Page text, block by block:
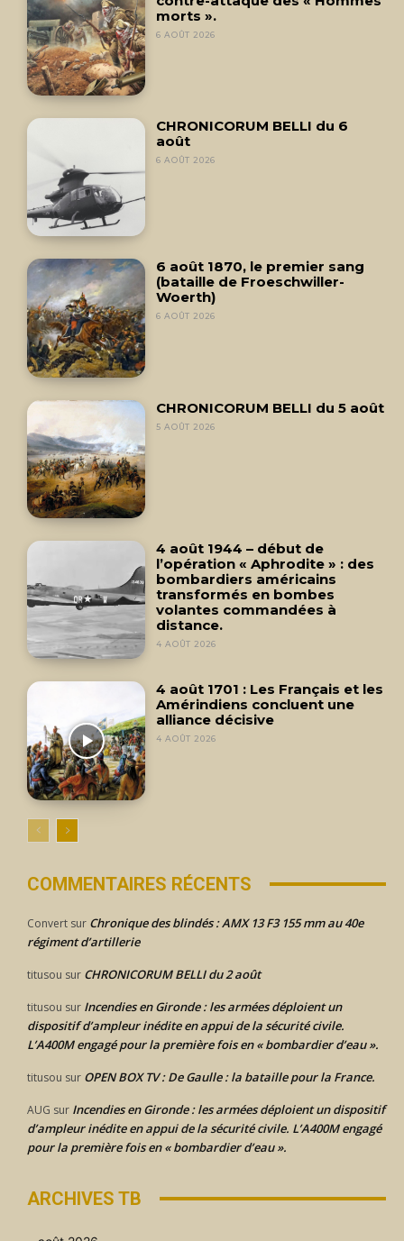
morts ».
6 AOÛT 2026
CHRONICORUM BELLI du 6
août
6 AOÛT 2026
6 août 1870, le premier sang
(bataille de Froeschwiller-
Woerth)
6 AOÛT 2026
CHRONICORUM BELLI du 5 août
5 AOÛT 2026
4 août 1944 – début de
l’opération « Aphrodite » : des
bombardiers américains
transformés en bombes
volantes commandées à
distance.
4 AOÛT 2026
4 août 1701 : Les Français et les
Amérindiens concluent une
alliance décisive
4 AOÛT 2026
COMMENTAIRES RÉCENTS
Convert sur Chronique des blindés : AMX 13 F3 155 mm au 40e
régiment d’artillerie
titusou sur CHRONICORUM BELLI du 2 août
titusou sur Incendies en Gironde : les armées déploient un
dispositif d’ampleur inédite en appui de la sécurité civile.
L’A400M engagé pour la première fois en « bombardier d’eau ».
titusou sur OPEN BOX TV : De Gaulle : la bataille pour la France.
AUG sur Incendies en Gironde : les armées déploient un dispositif
d’ampleur inédite en appui de la sécurité civile. L’A400M engagé
pour la première fois en « bombardier d’eau ».
ARCHIVES TB